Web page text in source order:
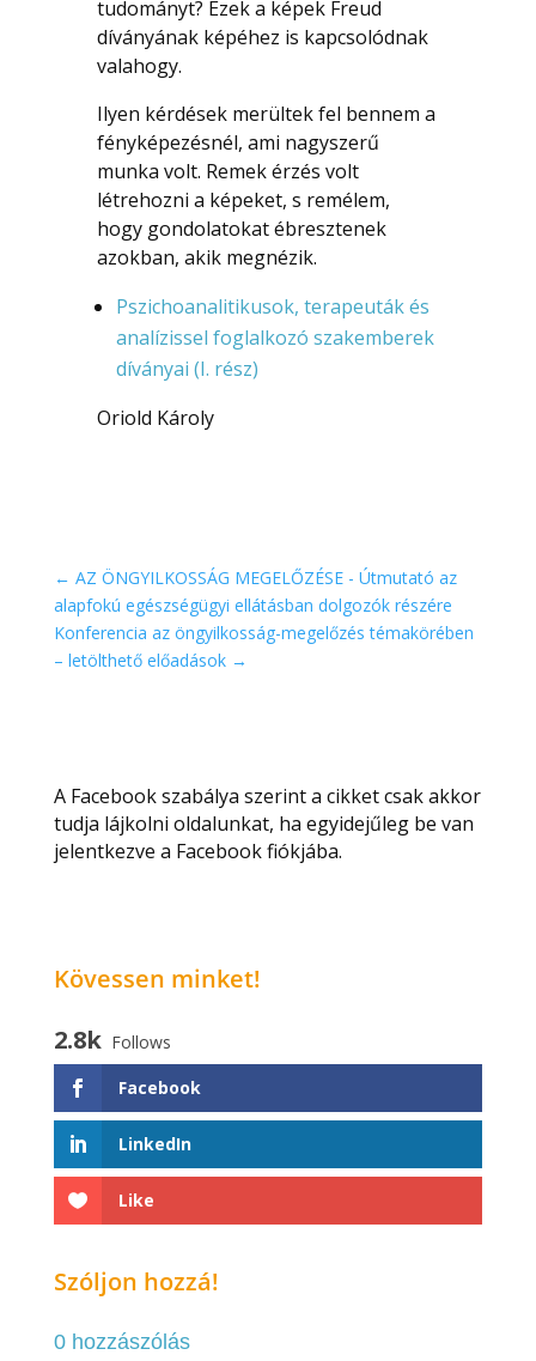
tudományt? Ezek a képek Freud
díványának képéhez is kapcsolódnak
valahogy.
Ilyen kérdések merültek fel bennem a
fényképezésnél, ami nagyszerű
munka volt. Remek érzés volt
létrehozni a képeket, s remélem,
hogy gondolatokat ébresztenek
azokban, akik megnézik.
Pszichoanalitikusok, terapeuták és
analízissel foglalkozó szakemberek
díványai (I. rész)
Oriold Károly
← AZ ÖNGYILKOSSÁG MEGELŐZÉSE - Útmutató az
alapfokú egészségügyi ellátásban dolgozók részére
Konferencia az öngyilkosság-megelőzés témakörében
– letölthető előadások→
A Facebook szabálya szerint a cikket csak akkor
tudja lájkolni oldalunkat, ha egyidejűleg be van
jelentkezve a Facebook fiókjába.
Kövessen minket!
2.8k Follows
Facebook
LinkedIn
Like
Szóljon hozzá!
0 hozzászólás